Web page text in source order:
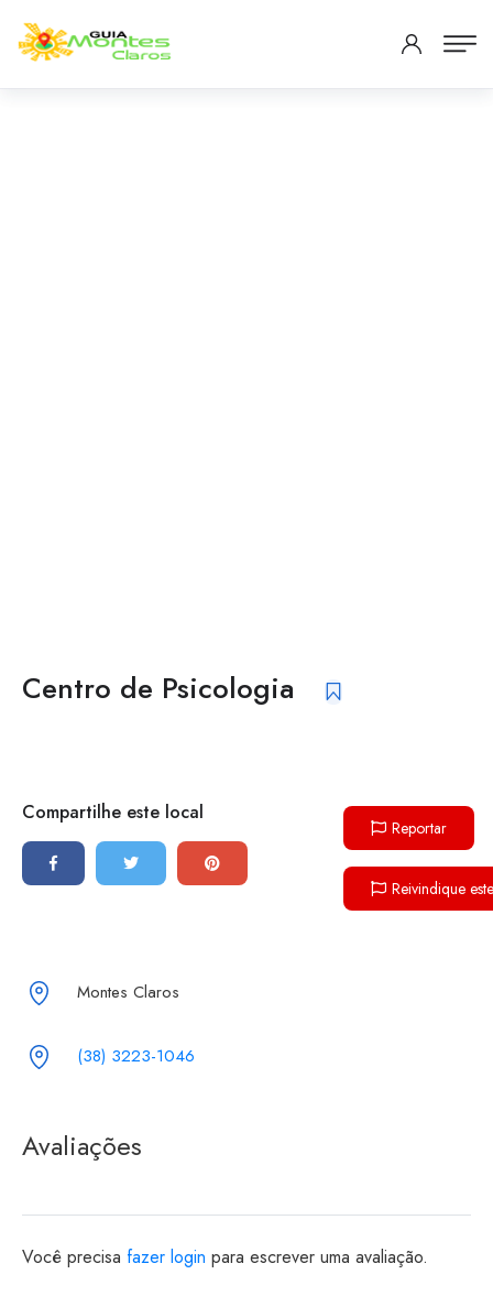
Centro de Psicologia
Compartilhe este local
Reportar
Reivindique
Montes Claros
(38) 3223-1046
Avaliações
Você precisa fazer login para escrever uma avaliação.